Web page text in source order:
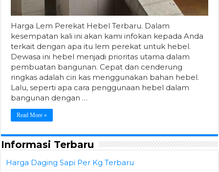
Harga Lem Perekat Hebel Terbaru. Dalam
kesempatan kali ini akan kami infokan kepada Anda
terkait dengan apa itu lem perekat untuk hebel.
Dewasa ini hebel menjadi prioritas utama dalam
pembuatan bangunan. Cepat dan cenderung
ringkas adalah ciri kas menggunakan bahan hebel.
Lalu, seperti apa cara penggunaan hebel dalam
bangunan dengan …
Read More »
Informasi Terbaru
Harga Daging Sapi Per Kg Terbaru